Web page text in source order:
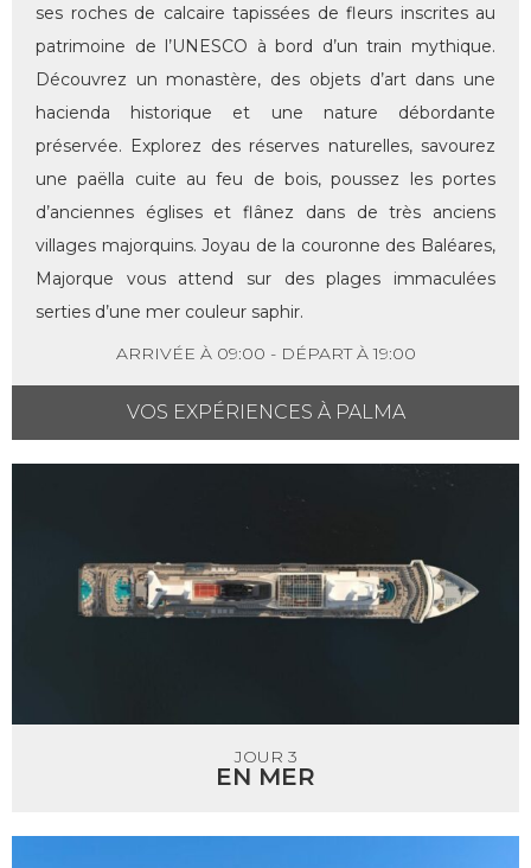
ses roches de calcaire tapissées de fleurs inscrites au
patrimoine de l’UNESCO à bord d’un train mythique.
Découvrez un monastère, des objets d’art dans une
hacienda historique et une nature débordante
préservée. Explorez des réserves naturelles, savourez
une paëlla cuite au feu de bois, poussez les portes
d’anciennes églises et flânez dans de très anciens
villages majorquins. Joyau de la couronne des Baléares,
Majorque vous attend sur des plages immaculées
serties d’une mer couleur saphir.
ARRIVÉE À 09:00 - DÉPART À 19:00
VOS EXPÉRIENCES À PALMA
JOUR 3
EN MER